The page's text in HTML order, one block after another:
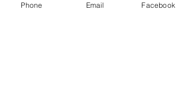
Phone Email Facebook